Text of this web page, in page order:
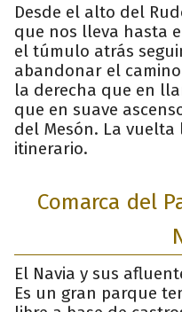
Desde el alto del
que nos lleva hasta
el túmulo atrás
abandonar el
la derecha que en
que en suave
del Mesón. La
itinerario.
Comarca del
El Navia y sus
Es un gran parque